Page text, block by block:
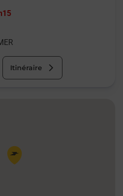
Itinéraire
Pin de la carte